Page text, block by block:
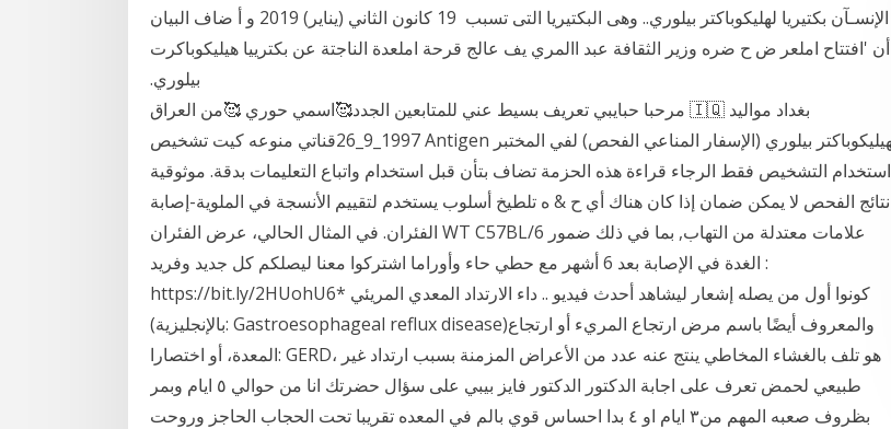
الإنسـآن بكتيريا لهليكوباكتر بيلوري.. وهى البكتيريا التى تسبب 19 كانون الثاني (يناير) 2019 و أ ضاف البيان
أن ‫'افتتاح املعر ض ح ضره وزير الثقافة عبد االمري‬ ‫يف عالج قرحة املعدة الناجتة عن بكترييا هيليكوباكرت‬
مرحبا حبايبي تعريف بسيط عني للمتابعين الجدد🥰اسمي حوري 🥰من العراق 🇮🇶 بغداد مواليد
1997_9_26قناتي منوعه كيت تشخيص Antigen للهيليكوباكتر بيلوري (الإسفار المناعي الفحص) لفي المختبر
استخدام التشخيص فقط الرجاء قراءة هذه الحزمة تضاف بتأن قبل استخدام واتباع التعليمات بدقة. موثوقية
نتائج الفحص لا يمكن ضمان إذا كان هناك أي ح & ه تلطيخ أسلوب يستخدم لتقييم الأنسجة في الملوية-إصابة
الفئران. في المثال الحالي، عرض الفئران WT C57BL/6 علامات معتدلة من التهاب, بما في ذلك ضمور
الغدة في الإصابة بعد 6 أشهر مع حطي حاء وأوراما اشتركوا معنا ليصلكم كل جديد وفريد :
https://bit.ly/2HUohU6* كونوا أول من يصله إشعار ليشاهد أحدث فيديو .. داء الارتداد المعدي المريئي
(بالإنجليزية: Gastroesophageal reflux disease)‏ والمعروف أيضًا باسم مرض ارتجاع المريء أو ارتجاع
المعدة، أو اختصارا: GERD، هو تلف بالغشاء المخاطي ينتج عنه عدد من الأعراض المزمنة بسبب ارتداد غير
طبيعي لحمض تعرف على اجابة الدكتور الدكتور فايز بيبي على سؤال حضرتك انا من حوالي ٥ ايام وبمر
بظروف صعبه المهم من٣ ايام او ٤ بدا احساس قوي بالم في المعده تقريبا تحت الحجاب الحاجز وروحت